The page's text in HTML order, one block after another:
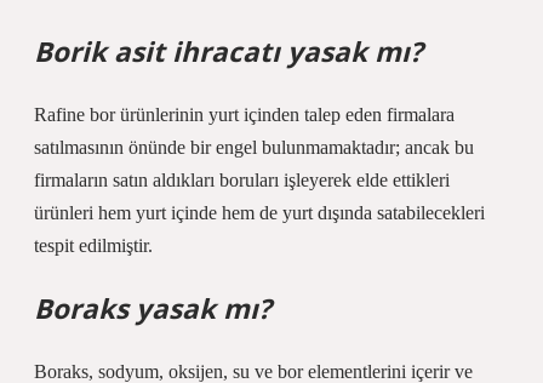
Borik asit ihracatı yasak mı?
Rafine bor ürünlerinin yurt içinden talep eden firmalara
satılmasının önünde bir engel bulunmamaktadır; ancak bu
firmaların satın aldıkları boruları işleyerek elde ettikleri
ürünleri hem yurt içinde hem de yurt dışında satabilecekleri
tespit edilmiştir.
Boraks yasak mı?
Boraks, sodyum, oksijen, su ve bor elementlerini içerir ve